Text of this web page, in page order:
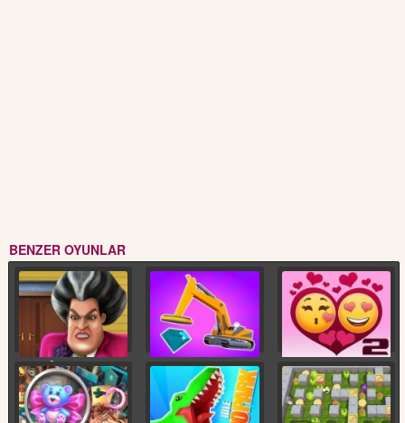
BENZER OYUNLAR
Kızgın Öğretmen Maden Dozeri Aşk Testi 2